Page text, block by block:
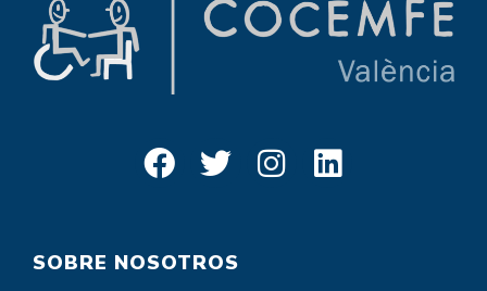
SOBRE NOSOTROS